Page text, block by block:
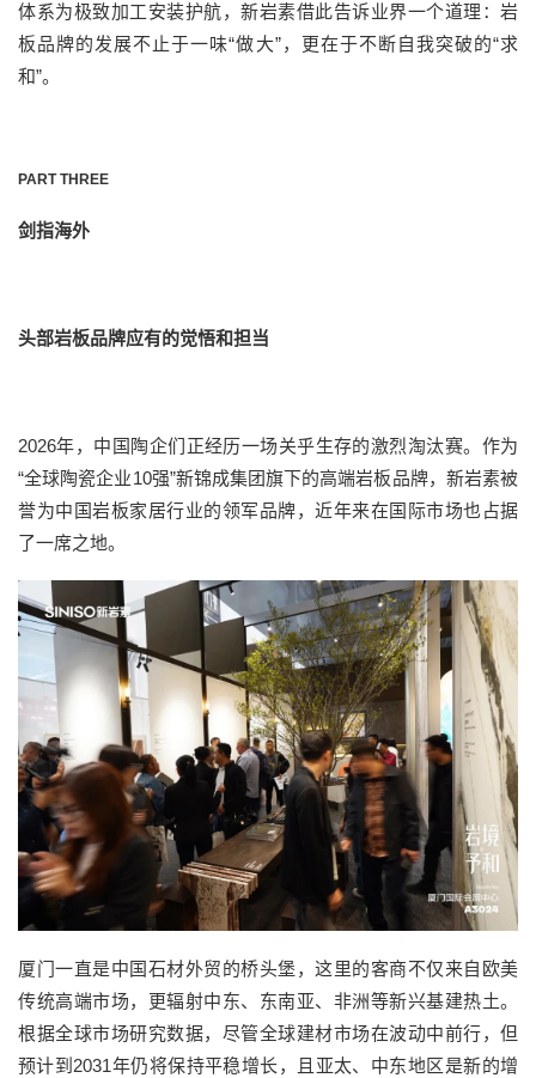
体系为极致加工安装护航，新岩素借此告诉业界一个道理： 岩
板品牌的发展不止于一味“做大”，更在于不断自我突破的“求
和”。
PART THREE
剑指海外
头部岩板品牌应有的觉悟和担当
2026年， 中国陶企们 正经历一场关乎生存的激烈淘汰赛。 作为
“全球陶瓷企业10强”新锦成集团旗下的高端岩板品牌， 新岩素被
誉为中国岩板家居行业的领军品牌， 近年来在国际市场也占据
了一席之地。
厦门一直是中国石材外贸的桥头堡 ， 这里的客商不仅来自欧美
传统高端市场，更辐射中东、东南亚、非洲等新兴基建热土。
根据全球市场研究数据，尽管全球建材市场在波动中前行，但
预计到 2031年仍将保持平稳增长，且亚太、中东地区是新的增